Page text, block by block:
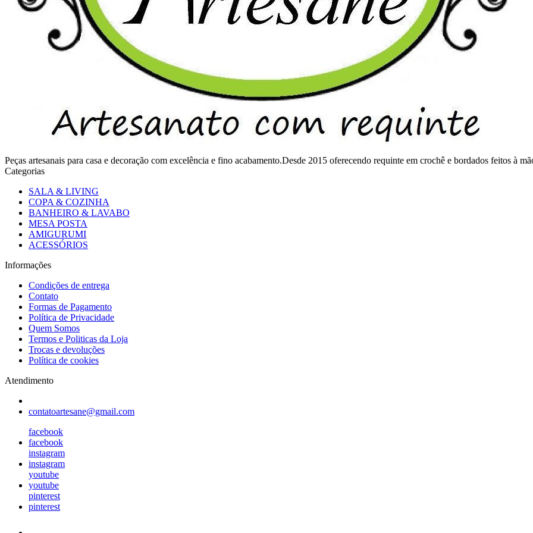
Peças artesanais para casa e decoração com excelência e fino acabamento.Desde 2015 oferecendo requinte em crochê e bordados feitos à
Categorias
SALA & LIVING
COPA & COZINHA
BANHEIRO & LAVABO
MESA POSTA
AMIGURUMI
ACESSÓRIOS
Informações
Condições de entrega
Contato
Formas de Pagamento
Política de Privacidade
Quem Somos
Termos e Politicas da Loja
Trocas e devoluções
Política de cookies
Atendimento
contatoartesane@gmail.com
facebook
facebook
instagram
instagram
youtube
youtube
pinterest
pinterest